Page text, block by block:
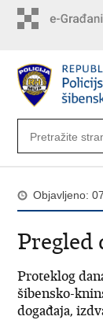
Objavljeno:
Pregled
Proteklog
šibensko-
događaja,